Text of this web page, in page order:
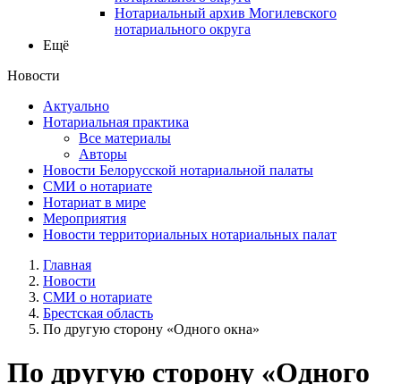
Нотариальный архив Могилевского
нотариального округа
Ещё
Новости
Актуально
Нотариальная практика
Все материалы
Авторы
Новости Белорусской нотариальной палаты
СМИ о нотариате
Нотариат в мире
Мероприятия
Новости территориальных нотариальных палат
Главная
Новости
СМИ о нотариате
Брестская область
По другую сторону «Одного окна»
По другую сторону «Одного